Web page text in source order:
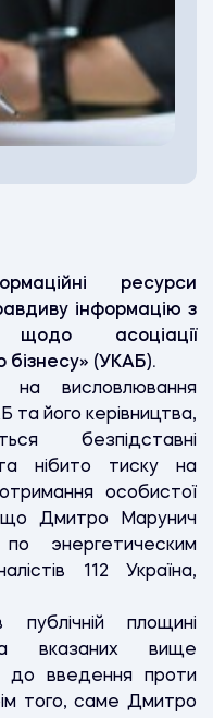
ресурси
інформацію з
асоціації
бізнесу» (УКАБ).
на висловлювання
його керівництва,
безпідставні
нібито тиску на
особистої
що Дмитро Марунич
энергетическим
112 Україна,
площині
вказаних вище
до введення проти
того, саме Дмитро